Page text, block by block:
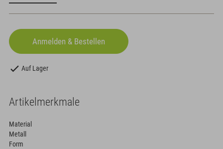
Auf Lager
Artikelmerkmale
Material
Metall
Form